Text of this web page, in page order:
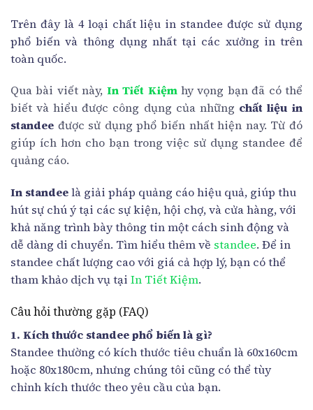
Trên đây là 4 loại chất liệu in standee được sử dụng
phổ biến và thông dụng nhất tại các xưởng in trên
toàn quốc.
Qua bài viết này, In Tiết Kiệmhy vọng bạn đã có thể
biết và hiểu được công dụng của những chất liệu in
standee được sử dụng phổ biến nhất hiện nay. Từ đó
giúp ích hơn cho bạn trong việc sử dụng standee để
quảng cáo.
In standeelà giải pháp quảng cáo hiệu quả, giúp thu
hút sự chú ý tại các sự kiện, hội chợ, và cửa hàng, với
khả năng trình bày thông tin một cách sinh động và
dễ dàng di chuyển. Tìm hiểu thêm về standee. Để in
standee chất lượng cao với giá cả hợp lý, bạn có thể
tham khảo dịch vụ tại In Tiết Kiệm.
Câu hỏi thường gặp (FAQ)
1. Kích thước standee phổ biến là gì?
Standee thường có kích thước tiêu chuẩn là 60x160cm
hoặc 80x180cm, nhưng chúng tôi cũng có thể tùy
chỉnh kích thước theo yêu cầu của bạn.